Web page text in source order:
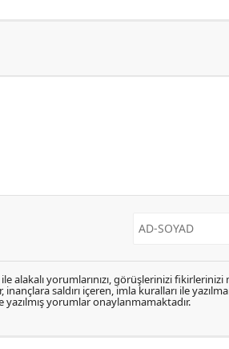
alakalı yorumlarınızı, görüşlerinizi fikirlerinizi
saldırı içeren, imla kuralları ile
yorumlar onaylanmamaktadır.